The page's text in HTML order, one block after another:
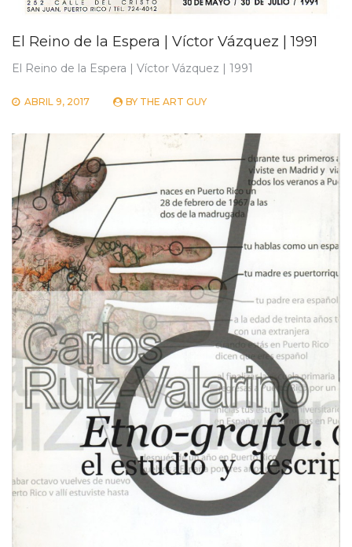
El Reino de la Espera | Víctor Vázquez | 1991
El Reino de la Espera | Víctor Vázquez | 1991
ABRIL 9, 2017 BY THE ART GUY